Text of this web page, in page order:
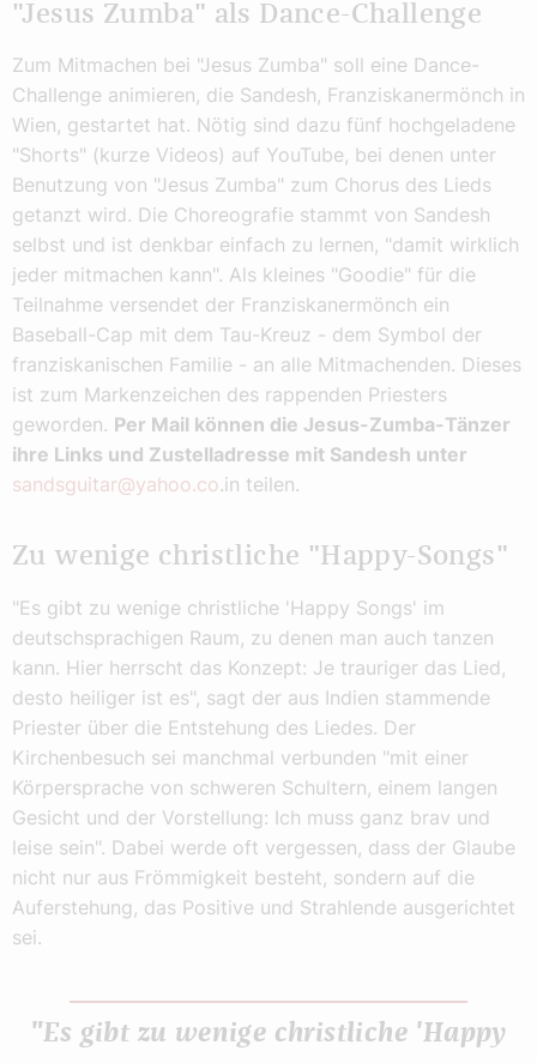
"Jesus Zumba" als Dance-Challenge
Zum Mitmachen bei "Jesus Zumba" soll eine Dance-
Challenge animieren, die Sandesh, Franziskanermönch in
Wien, gestartet hat. Nötig sind dazu fünf hochgeladene
"Shorts" (kurze Videos) auf YouTube, bei denen unter
Benutzung von "Jesus Zumba" zum Chorus des Lieds
getanzt wird. Die Choreografie stammt von Sandesh
selbst und ist denkbar einfach zu lernen, "damit wirklich
jeder mitmachen kann". Als kleines "Goodie" für die
Teilnahme versendet der Franziskanermönch ein
Baseball-Cap mit dem Tau-Kreuz - dem Symbol der
franziskanischen Familie - an alle Mitmachenden. Dieses
ist zum Markenzeichen des rappenden Priesters
geworden. Per Mail können die Jesus-Zumba-Tänzer
ihre Links und Zustelladresse mit Sandesh unter
sandsguitar@yahoo.co.in teilen.
Zu wenige christliche "Happy-Songs"
"Es gibt zu wenige christliche 'Happy Songs' im
deutschsprachigen Raum, zu denen man auch tanzen
kann. Hier herrscht das Konzept: Je trauriger das Lied,
desto heiliger ist es", sagt der aus Indien stammende
Priester über die Entstehung des Liedes. Der
Kirchenbesuch sei manchmal verbunden "mit einer
Körpersprache von schweren Schultern, einem langen
Gesicht und der Vorstellung: Ich muss ganz brav und
leise sein". Dabei werde oft vergessen, dass der Glaube
nicht nur aus Frömmigkeit besteht, sondern auf die
Auferstehung, das Positive und Strahlende ausgerichtet
sei.
"Es gibt zu wenige christliche 'Happy